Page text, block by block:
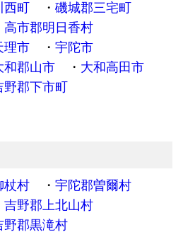
町
磯城郡三宅町
高市郡明日香村
理市
宇陀市
和郡山市
大和高田市
野郡下市町
杖村
宇陀郡曽爾村
吉野郡上北山村
野郡黒滝村